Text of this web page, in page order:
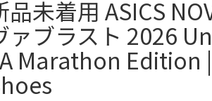
品未着用 ASICS
ァブラスト 2026
Marathon Edition